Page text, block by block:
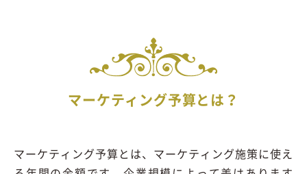
マーケティング予算とは？
マーケティング予算とは、マーケティング施策に使え